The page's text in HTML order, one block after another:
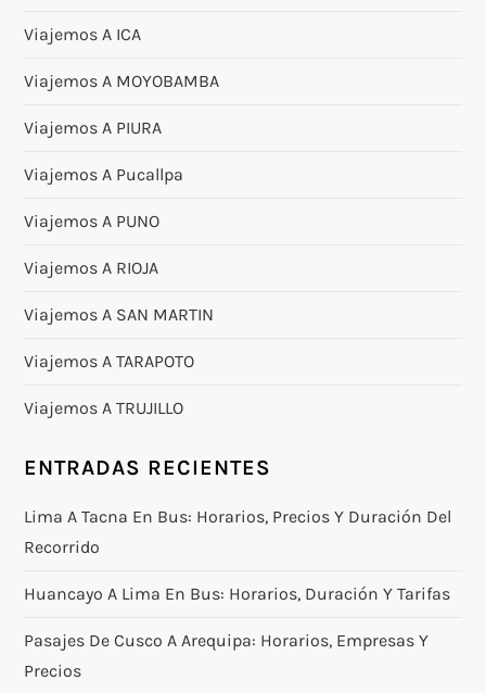
Viajemos A ICA
Viajemos A MOYOBAMBA
Viajemos A PIURA
Viajemos A Pucallpa
Viajemos A PUNO
Viajemos A RIOJA
Viajemos A SAN MARTIN
Viajemos A TARAPOTO
Viajemos A TRUJILLO
ENTRADAS RECIENTES
Lima A Tacna En Bus: Horarios, Precios Y Duración Del
Recorrido
Huancayo A Lima En Bus: Horarios, Duración Y Tarifas
Pasajes De Cusco A Arequipa: Horarios, Empresas Y
Precios